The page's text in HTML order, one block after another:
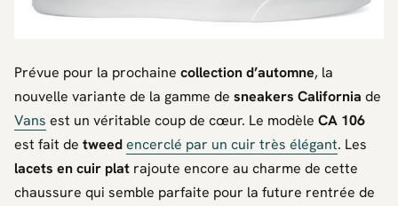
Prévue pour la prochaine collection d’automne, la
nouvelle variante de la gamme de sneakers California de
Vans est un véritable coup de cœur. Le modèle CA 106
est fait de tweedencerclé par un cuir très élégant. Les
lacets en cuir plat rajoute encore au charme de cette
chaussure qui semble parfaite pour la future rentrée de